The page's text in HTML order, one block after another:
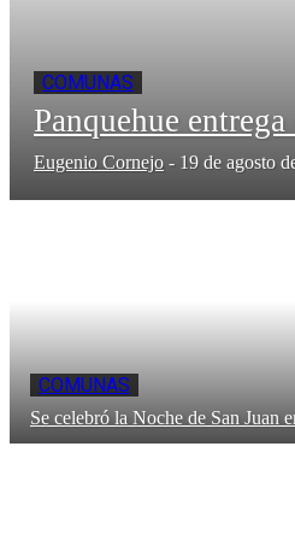
COMUNAS
Panquehue
Eugenio Cornejo - 19 de agosto
COMUNAS
Se celebró la Noche de San Juan